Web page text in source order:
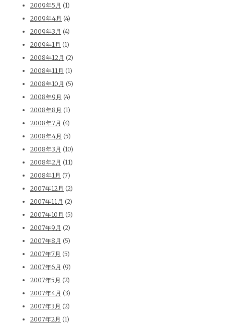
2009年5月 (1)
2009年4月 (4)
2009年3月 (4)
2009年1月 (1)
2008年12月 (2)
2008年11月 (1)
2008年10月 (5)
2008年9月 (4)
2008年8月 (1)
2008年7月 (4)
2008年4月 (5)
2008年3月 (10)
2008年2月 (11)
2008年1月 (7)
2007年12月 (2)
2007年11月 (2)
2007年10月 (5)
2007年9月 (2)
2007年8月 (5)
2007年7月 (5)
2007年6月 (9)
2007年5月 (2)
2007年4月 (3)
2007年3月 (2)
2007年2月 (1)